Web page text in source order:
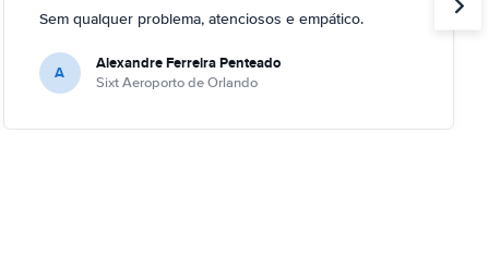
Sem qualquer problema, atenciosos e empático.
A Alexandre Ferreira Penteado
Sixt Aeroporto de Orlando